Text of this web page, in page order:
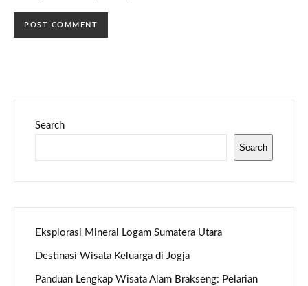
Search
Search
Eksplorasi Mineral Logam Sumatera Utara
Destinasi Wisata Keluarga di Jogja
Panduan Lengkap Wisata Alam Brakseng: Pelarian